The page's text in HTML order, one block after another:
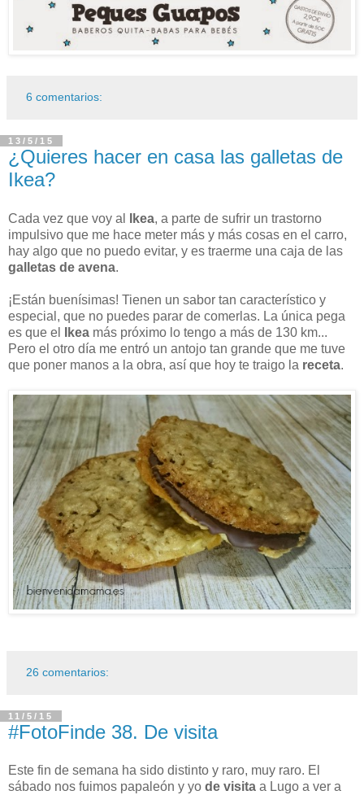
6 comentarios:
13/5/15
¿Quieres hacer en casa las galletas de
Ikea?
Cada vez que voy al Ikea, a parte de sufrir un trastorno
impulsivo que me hace meter más y más cosas en el carro,
hay algo que no puedo evitar, y es traerme una caja de las
galletas de avena.
¡Están buenísimas! Tienen un sabor tan característico y
especial, que no puedes parar de comerlas. La única pega
es que el
Ikea más próximo lo tengo a más de 130 km...
Pero el otro día me entró un antojo tan grande que me tuve
que poner manos a la obra, así que hoy te traigo la receta.
26 comentarios:
11/5/15
#FotoFinde 38. De visita
Este fin de semana ha sido distinto y raro, muy raro. El
sábado nos fuimos papaleón y yo de visita a Lugo a ver a